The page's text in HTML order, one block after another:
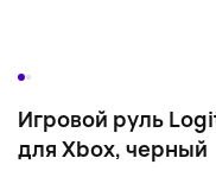
Игровой руль
для Xbox, черный